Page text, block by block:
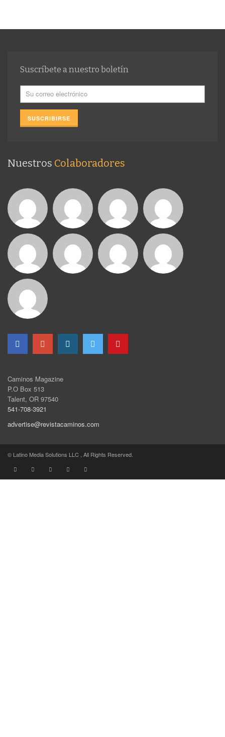
Suscríbete a nuestro boletín
Nuestros Colaboradores
Caminos Magazine
P.O Box 513
Talent, OR 97540
541-708-3921
advertise@revistacaminos.com
© Latino Media Solutions LLC , All Rights Reserved.